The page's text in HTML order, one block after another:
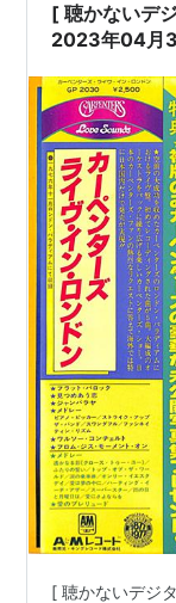
[ 聴かないデ
2023年04月30
番:GP-2030
=EX+,良好 ジ
carpenters
[ 聴かないデジ